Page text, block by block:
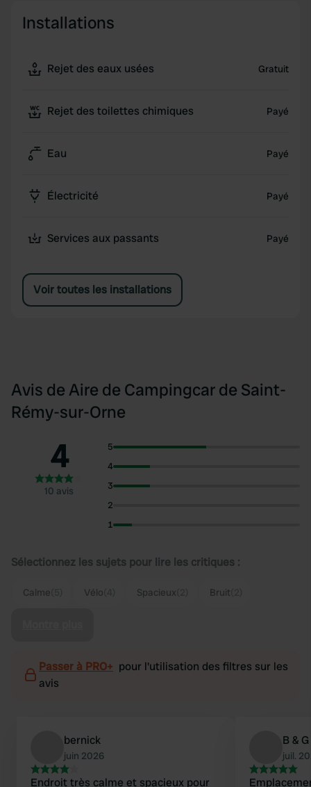
Installations
Rejet des eaux usées Gratuit
Rejet des toilettes chimiques Payé
Eau Payé
Électricité Payé
Services aux passants Payé
Voir toutes les installations
Avis de Aire de Campingcar de Saint-
Rémy-sur-Orne
4
10 avis
5
4
3
2
1
Sélectionnez les sujets pour lire les critiques :
Calme Vélo Spacieux Bruit
Passer à PRO+ pour l'utilisation des filtres sur les
avis
bernick
juin 2026
Endroit très calme et spacieux pour
B & G
juil.